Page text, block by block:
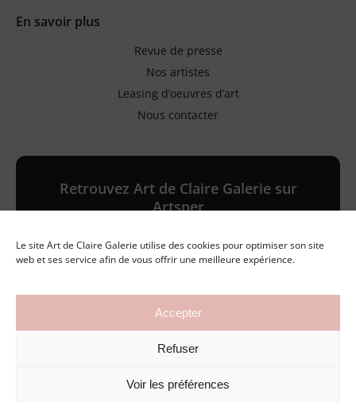
Le site Art de Claire Galerie utilise des cookies pour optimiser son site
web et ses service afin de vous offrir une meilleure expérience.
Accepter
Refuser
Voir les préférences
En savoir plus
Revue de presse
Nos artistes
Leasing d’oeuvres d’art
Nous contacter
Retrouvez Art de Claire Galerie sur
Artsper
Galerie en ligne
©2026 Art de Claire Galerie
Politique de confidentialité